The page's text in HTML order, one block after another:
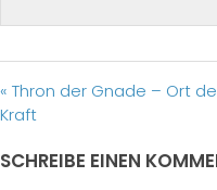
« Thron der Gnade – Ort
Kraft
SCHREIBE EINEN